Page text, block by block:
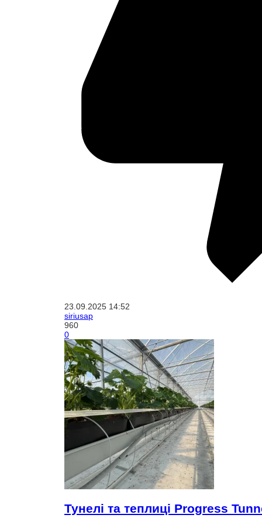
23.09.2025 14:52
siriusap
960
0
Тунелі та теплиці Progress